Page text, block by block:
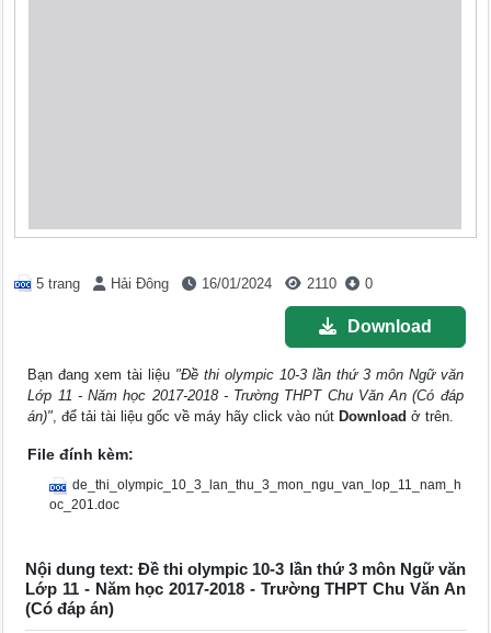
5 trang Hải Đông 16/01/2024 2110 0
Download
Bạn đang xem tài liệu "Đề thi olympic 10-3 lần thứ 3 môn Ngữ văn
Lớp 11 - Năm học 2017-2018 - Trường THPT Chu Văn An (Có đáp
án)", để tải tài liệu gốc về máy hãy click vào nút Download ở trên.
File đính kèm:
de_thi_olympic_10_3_lan_thu_3_mon_ngu_van_lop_11_nam_h
oc_201.doc
Nội dung text: Đề thi olympic 10-3 lần thứ 3 môn Ngữ văn
Lớp 11 - Năm học 2017-2018 - Trường THPT Chu Văn An
(Có đáp án)